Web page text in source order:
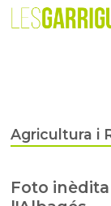
Agricultura i
Foto